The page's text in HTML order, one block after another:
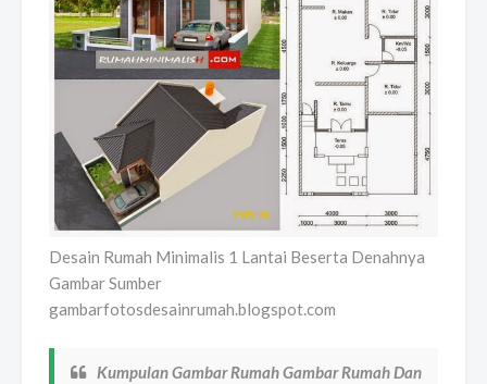
Desain Rumah Minimalis 1 Lantai Beserta Denahnya
Gambar Sumber
gambarfotosdesainrumah.blogspot.com
Kumpulan Gambar Rumah Gambar Rumah Dan